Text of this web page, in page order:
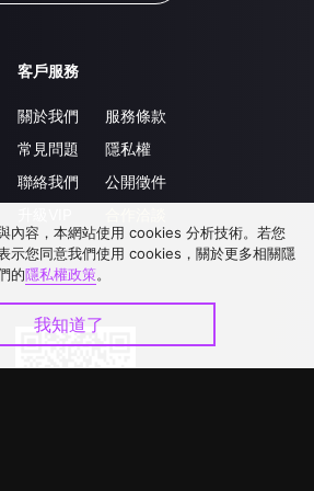
客戶服務
關於我們
常見問題
聯絡我們
服務條款
隱私權
公開徵件
內容，本網站使用 cookies 分析技術。若您
示您同意我們使用 cookies，關於更多相關隱
的隱私權政策。
我知道了